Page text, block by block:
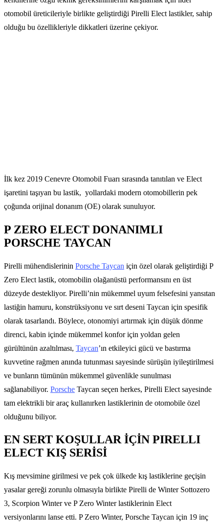
otomobil üreticileriyle birlikte geliştirdiği Pirelli Elect lastikler, sahip
olduğu bu özellikleriyle dikkatleri üzerine çekiyor.
İlk kez 2019 Cenevre Otomobil Fuarı sırasında tanıtılan ve Elect
işaretini taşıyan bu lastik, yollardaki modern otomobillerin pek
çoğunda orijinal donanım (OE) olarak sunuluyor.
P ZERO ELECT DONANIMLI
PORSCHE TAYCAN
Pirelli mühendislerinin Porsche Taycan için özel olarak geliştirdiği P
Zero Elect lastik, otomobilin olağanüstü performansını en üst
düzeyde destekliyor. Pirelli’nin mükemmel uyum felsefesini yansıtan
lastiğin hamuru, konstrüksiyonu ve sırt deseni Taycan için spesifik
olarak tasarlandı. Böylece, otonomiyi artırmak için düşük dönme
direnci, kabin içinde mükemmel konfor için yoldan gelen
gürültünün azaltılması, Taycan’ın etkileyici gücü ve bastırma
kuvvetine rağmen anında tutunması sayesinde sürüşün iyileştirilmesi
ve bunların tümünün mükemmel güvenlikle sunulması
sağlanabiliyor. Porsche Taycan seçen herkes, Pirelli Elect sayesinde
tam elektrikli bir araç kullanırken lastiklerinin de otomobile özel
olduğunu biliyor.
EN SERT KOŞULLAR İÇİN PIRELLI
ELECT KIŞ SERİSİ
Kış mevsimine girilmesi ve pek çok ülkede kış lastiklerine geçişin
yasalar gereği zorunlu olmasıyla birlikte Pirelli de Winter Sottozero
3, Scorpion Winter ve P Zero Winter lastiklerinin Elect
versiyonlarını lanse etti. P Zero Winter, Porsche Taycan için 19 inç